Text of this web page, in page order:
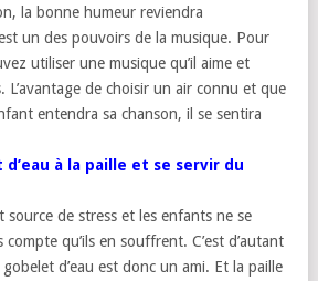
la bonne humeur reviendra
un des pouvoirs de la musique. Pour
utiliser une musique qu’il aime et
L’avantage de choisir un air connu et que
entendra sa chanson, il se sentira
à la paille et se servir du
source de stress et les enfants ne se
qu’ils en souffrent. C’est d’autant
d’eau est donc un ami. Et la paille